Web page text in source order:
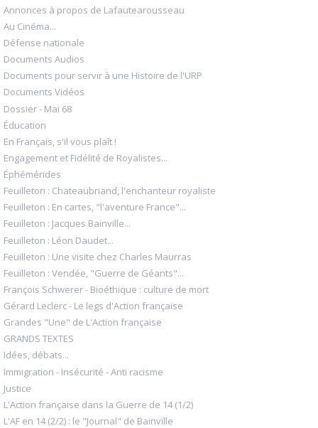
Annonces à propos de Lafautearousseau
Au Cinéma...
Défense nationale
Documents Audios
Documents pour servir à une Histoire de l'URP
Documents Vidéos
Dossier - Mai 68
Éducation
En Français, s'il vous plaît !
Engagement et Fidélité de Royalistes...
Éphémérides
Feuilleton : Chateaubriand, l'enchanteur royaliste
Feuilleton : En cartes, "l'aventure France"...
Feuilleton : Jacques Bainville...
Feuilleton : Léon Daudet...
Feuilleton : Une visite chez Charles Maurras
Feuilleton : Vendée, "Guerre de Géants"...
François Schwerer - Bioéthique : culture de mort
Gérard Leclerc - Le legs d'Action française
Grandes "Une" de L'Action française
GRANDS TEXTES
Idées, débats...
Immigration - Insécurité - Anti racisme
Justice
L'Action française dans la Guerre de 14 (1/2)
L'AF en 14 (2/2) : le "Journal" de Bainville